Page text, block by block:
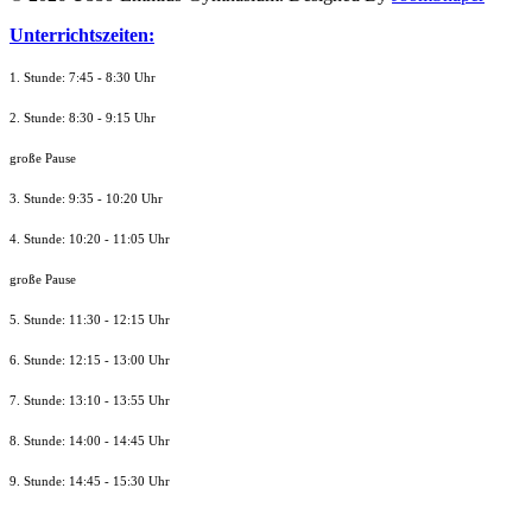
Unterrichtszeiten:
1. Stunde: 7:45 - 8:30 Uhr
2. Stunde: 8:30 - 9:15 Uhr
große Pause
3. Stunde: 9:35 - 10:20 Uhr
4. Stunde: 10:20 - 11:05 Uhr
große Pause
5. Stunde: 11:30 - 12:15 Uhr
6. Stunde: 12:15 - 13:00 Uhr
7. Stunde: 13:10 - 13:55 Uhr
8. Stunde: 14:00 - 14:45 Uhr
9. Stunde: 14:45 - 15:30 Uhr